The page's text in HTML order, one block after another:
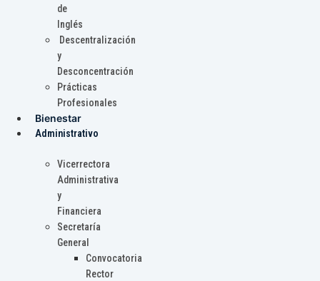
de
Inglés
Descentralización
y
Desconcentración
Prácticas
Profesionales
Bienestar
Administrativo
Vicerrectora
Administrativa
y
Financiera
Secretaría
General
Convocatoria
Rector